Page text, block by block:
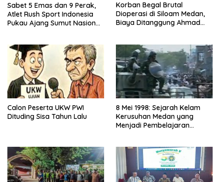
Sabet 5 Emas dan 9 Perak,
Atlet Rush Sport Indonesia
Pukau Ajang Sumut Nasional
Korban Begal Brutal
Dioperasi di Siloam Medan,
Biaya Ditanggung Ahmad
Calon Peserta UKW PWI
Dituding Sisa Tahun Lalu
8 Mei 1998: Sejarah Kelam
Kerusuhan Medan yang
Menjadi Pembelajaran